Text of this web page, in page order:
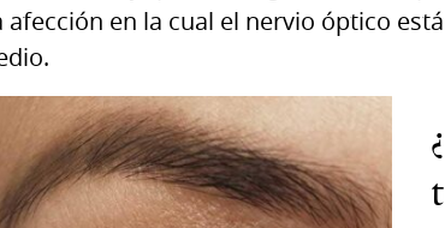
en la cual el nervio óptico